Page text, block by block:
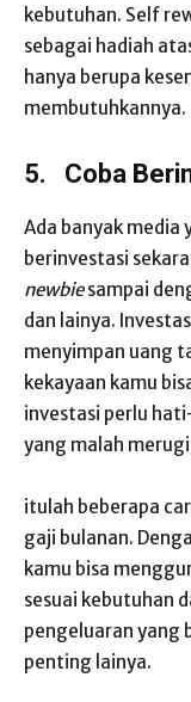
kebutuhan. Self
sebagai hadiah
hanya berupa
membutuhkannya.
5. Coba
Ada banyak media
berinvestasi
newbiesampai
dan lainya.
menyimpan uang
kekayaan kamu
investasi perlu
yang malah
itulah beberapa
gaji bulanan.
kamu bisa
sesuai kebutuhan
pengeluaran yang
penting lainya.